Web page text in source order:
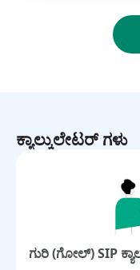
ಕ್ಯಾಲ್ಕುಲೇಟರ್ ಗಳು
ಗುರಿ (ಗೋಲ್) SIP